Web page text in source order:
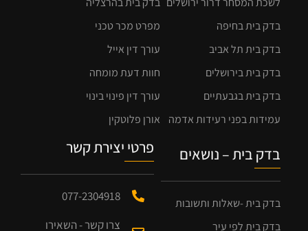
בדק בית בחיפה
בדק בית תל אביב
בדק בית בירושלים
בדק בית בגבעתיים
עמידות בפני רעידות אדמה
מפרט מכר טכני
עורך דין אייל
חוות דעת מומחה
עורך דין פינוי בינוי
אורן פלוטקין
בדק בית – נושאים
בדק בית -שאלות ותשובות
בדק בית לפי עיר
פרטי יצירת קשר
077-2304918
צרו קשר - השאירו